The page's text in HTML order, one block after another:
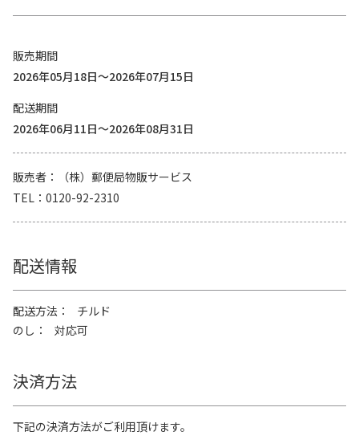
販売期間
2026年05月18日～2026年07月15日
配送期間
2026年06月11日～2026年08月31日
販売者
（株）郵便局物販サービス
TEL
0120-92-2310
配送情報
配送方法
チルド
のし
対応可
決済方法
下記の決済方法がご利用頂けます。